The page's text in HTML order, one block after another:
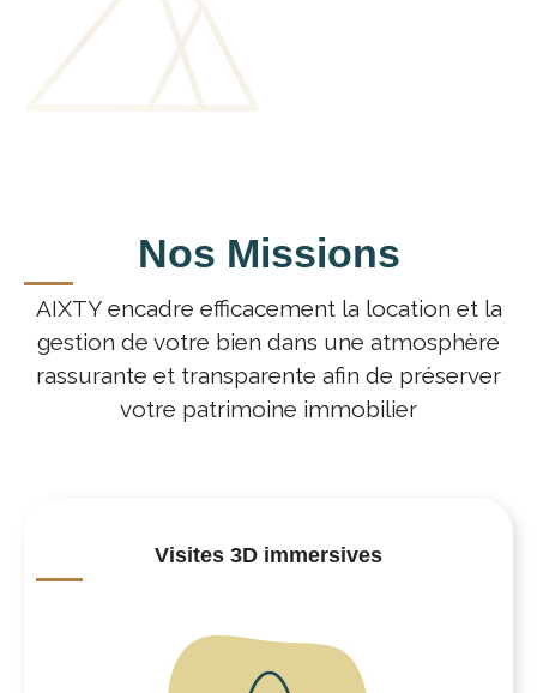
Nos Missions
AIXTY encadre efficacement la location et la
gestion de votre bien dans une atmosphère
rassurante et transparente afin de préserver
votre patrimoine immobilier
Visites 3D immersives